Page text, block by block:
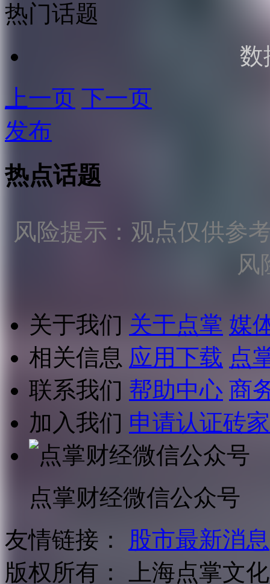
热门话题
数
上一页 下一页
发布
热点话题
风险提示：观点仅供参
风
关于我们 关于点掌 媒
相关信息 应用下载 点
联系我们 帮助中心 商
加入我们 申请认证砖家
点掌财经微信公众号
友情链接：
股市最新消息
版权所有：
上海点掌文